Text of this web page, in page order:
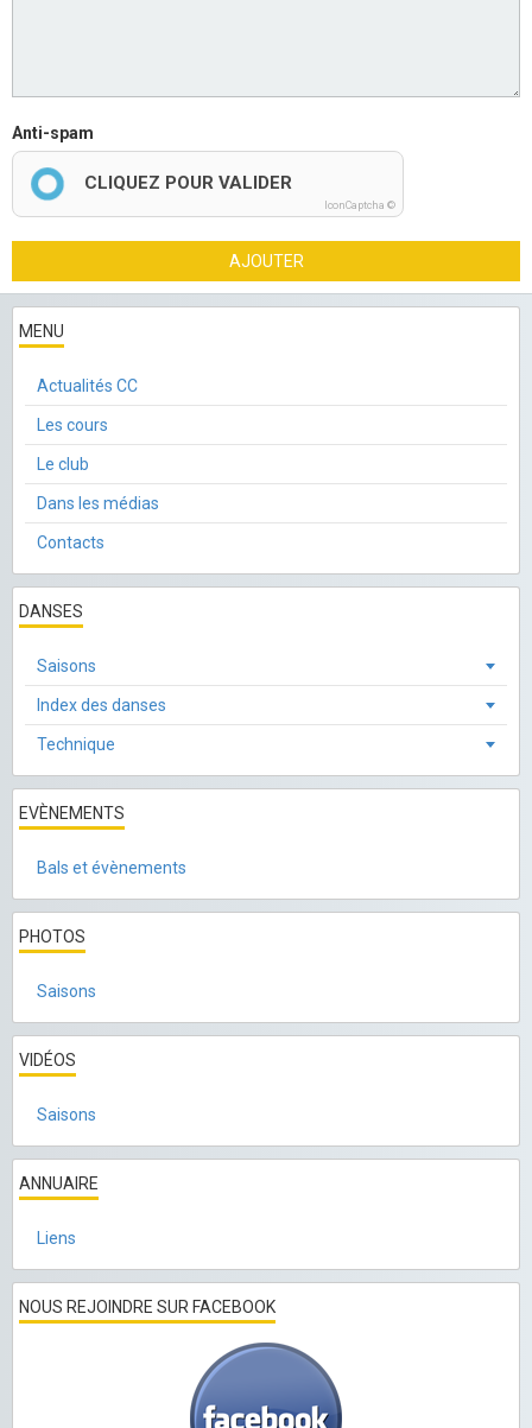
Anti-spam
CLIQUEZ POUR VALIDER
IconCaptcha ©
AJOUTER
MENU
Actualités CC
Les cours
Le club
Dans les médias
Contacts
DANSES
Saisons
Index des danses
Technique
EVÈNEMENTS
Bals et évènements
PHOTOS
Saisons
VIDÉOS
Saisons
ANNUAIRE
Liens
NOUS REJOINDRE SUR FACEBOOK